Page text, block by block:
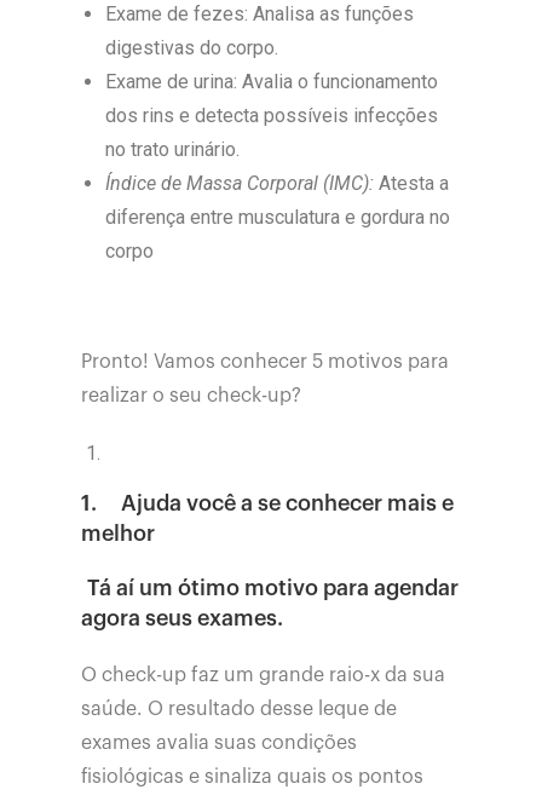
Exame de fezes: Analisa as funções
digestivas do corpo.
Exame de urina: Avalia o funcionamento
dos rins e detecta possíveis infecções
no trato urinário.
Índice de Massa Corporal (IMC):Atesta a
diferença entre musculatura e gordura no
corpo
Pronto! Vamos conhecer 5 motivos para
realizar o seu check-up?
1. Ajuda você a se conhecer mais e
melhor
Tá aí um ótimo motivo para agendar
agora seus exames.
O check-up faz um grande raio-x da sua
saúde. O resultado desse leque de
exames avalia suas condições
fisiológicas e sinaliza quais os pontos